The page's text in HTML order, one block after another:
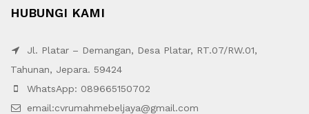
HUBUNGI KAMI
Jl. Platar – Demangan, Desa Platar, RT.07/RW.01,
Tahunan, Jepara. 59424
WhatsApp: 089665150702
email:cvrumahmebeljaya@gmail.com